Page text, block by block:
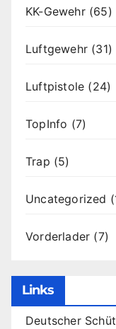
KK-Gewehr(65)
Luftgewehr (31)
Luftpistole (24)
TopInfo (7)
Trap (5)
Uncategorized
Vorderlader (7)
Links
Deutscher